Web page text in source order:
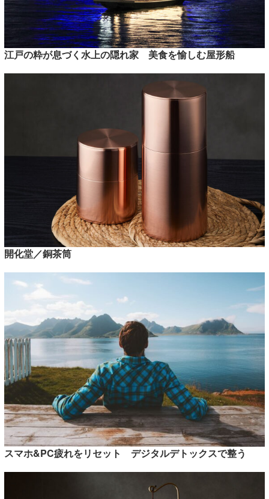
江戸の粋が息づく水上の隠れ家 美食を愉しむ屋形船
開化堂／銅茶筒
スマホ&PC疲れをリセット デジタルデトックスで整う